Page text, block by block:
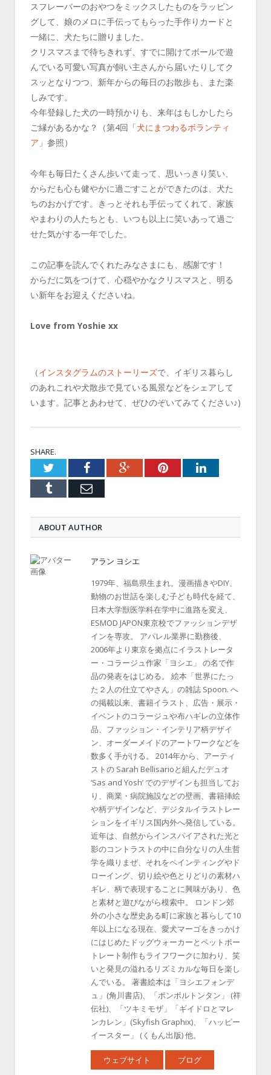
スフレーバーのおやつをミックスしたものをラッピン
グして、娘のメロに手伝ってもらった手作りカードと
一緒に、犬たちに贈りました。
クリスマスまで待ちきれず、すでに開けてボールで遊
んでいる可愛い写真が飼い主さんから届いたりしてク
スッとなりつつ、新年からの毎日のお散歩も、また楽
しみです。
今年登録した犬の一時預かりも、来年はもしかしたら
ご縁があるかな？（第4回「犬にまつわるボランティ
ア 」参照）
今年も毎日たくさん歩いて走って、思いっきり笑い、
からだも心も健やかに過ごすことができたのは、犬た
ちのおかげです。きっとそれも手伝ってくれて、家族
やまわりの人たちとも、いつも以上に笑いあって過ご
せた気がする一年でした。
この記事を読んでくれたみなさまにも、感謝です！
からだに気をつけて、心穏やかなクリスマスと、明る
い新年をお迎えくださいね。
Love from Yoshie xx
（インスタグラムのストーリーズで、イギリス暮らし
のあれこれや犬散歩で見ている風景などをシェアして
います。記事とあわせて、ぜひのぞいてみてください♪)
SHARE.
TwitterFacebookGoogle+PinterestLinkedIn
Tumblr Email
ABOUT AUTHOR
アラン ヨシエ
1979年、福島県生まれ。漫画描きやDIY、
動物のお世話を楽しむ子ども時代を経て、
日本大学獣医学科在学中に進路を変え、
ESMOD JAPON東京校でファッションデザ
インを専攻。 アパレル業界に勤務後、
2006年より東京を拠点にイラストレータ
ー・コラージュ作家「ヨシエ」 の名で作
品の発表をはじめる。 絵本「世界にたっ
た２人の仕立てやさん」の雑誌 Spoon. へ
の掲載以来、書籍イラスト、広告・展示・
イベントのコラージュや布ハギレの立体作
品、ファッション・インテリア柄デザイ
ン、オーダーメイドのアートワークなどを
数多く手がける。 2014年から、アーティ
ストの Sarah Bellisarioと組んだデュオ
‘Sas and Yosh’ でのデザインも担当してお
り、商業・病院施設などの壁画、書籍挿絵
や柄デザインなど、デジタルイラストレー
ションをイギリス国内外へ発信している。
近年は、自然からインスパイアされた光と
影のコントラストの中に自分なりの人生哲
学を織りまぜ、それをペインティングやド
ローイング、切り絵や色とりどりの素材ハ
ギレ、柄で表現することに興味があり、色
と素材と遊びながら模索中。 ロンドン郊
外の小さな歴史ある町に家族と暮らして10
年以上になる現在、愛犬マーゴをきっかけ
にはじめたドッグウォーカーとペットポー
トレート制作もライフワークに加わり、笑
いと発見の溢れるリズミカルな毎日を楽し
んでいる。 著書絵本は「ヨシエフォンデ
ュ」(角川書店)、「ポンポルトンタン」 (祥
伝社)、「ツキミモザ」「ギイドロとマレ
ンカレン」(Skyfish Graphix)、「ハッピー
イースター」 (くもん出版) 他。
ウェブサイト ブログ